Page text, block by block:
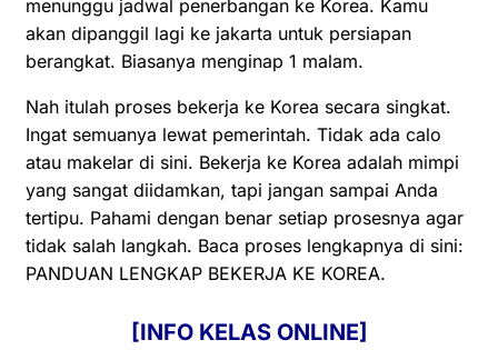
menunggu jadwal penerbangan ke Korea. Kamu
akan dipanggil lagi ke jakarta untuk persiapan
berangkat. Biasanya menginap 1 malam.
Nah itulah proses bekerja ke Korea secara singkat.
Ingat semuanya lewat pemerintah. Tidak ada calo
atau makelar di sini. Bekerja ke Korea adalah mimpi
yang sangat diidamkan, tapi jangan sampai Anda
tertipu. Pahami dengan benar setiap prosesnya agar
tidak salah langkah. Baca proses lengkapnya di sini:
PANDUAN LENGKAP BEKERJA KE KOREA.
[INFO KELAS ONLINE]